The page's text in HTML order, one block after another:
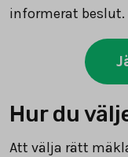
informerat beslut.
Hur du
Att välja rätt